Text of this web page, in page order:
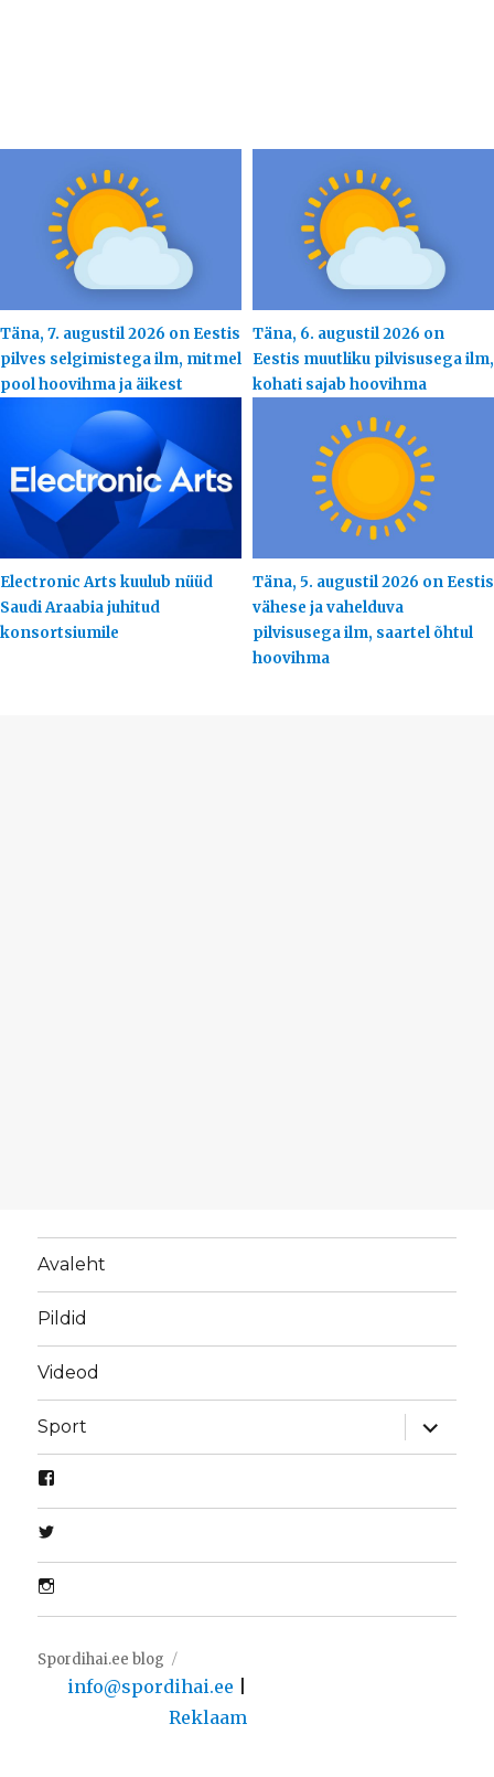
Täna, 7. augustil 2026 on Eestis
pilves selgimistega ilm, mitmel
pool hoovihma ja äikest
Täna, 6. augustil 2026 on
Eestis muutliku pilvisusega ilm,
kohati sajab hoovihma
Electronic Arts kuulub nüüd
Saudi Araabia juhitud
konsortsiumile
Täna, 5. augustil 2026 on Eestis
vähese ja vahelduva
pilvisusega ilm, saartel õhtul
hoovihma
Avaleht
Pildid
Videod
Sport
laienda
Spordihai.ee blog
info@spordihai.ee
Reklaam